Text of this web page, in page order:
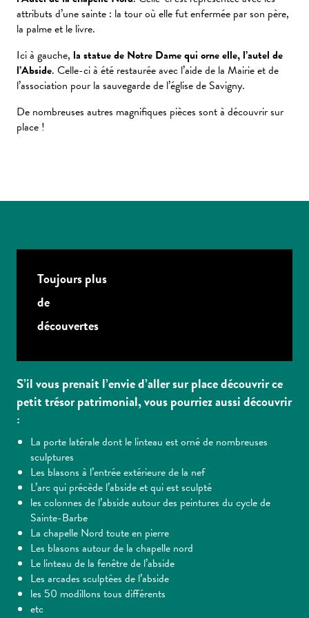
attributs d’une sainte : la tour où elle fut enfermée par son père,
la palme et le livre.
Ici à gauche, la statue de Notre Dame qui orne elle, l’autel de
l’Abside. Celle-ci à été restaurée avec l’aide de la Mairie et de
l’association pour la sauvegarde de l’église de Savigny.
De nombreuses autres magnifiques pièces sont à découvrir sur
place !
Toujours plus
de
découvertes
S’il vous prenait l’envie d’aller sur place découvrir ce
petit trésor patrimonial, vous pourriez aussi découvrir
:
La porte latérale dont le linteau est orné de nombreuses
sculptures
Les blasons à l’entrée extérieure de la nef
L’arc qui précède l’abside et qui est sculpté
les colonnes de l’abside autour des peintures du cycle de
Sainte-Barbe
La chapelle Nord toute en pierre
Les blasons autour de la chapelle nord
Le linteau de la fenêtre de l’abside
Les arcades sculptées de l’abside
les 50 modillons tous différents
etc